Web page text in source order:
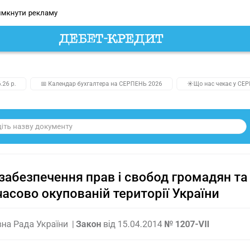
рекламу
р. 📅 Календар бухгалтера на СЕРПЕНЬ 2026 ☀️Що нас чекає у
прав і свобод громадян
окупованій території України
Рада України | Закон від 15.04.2014 № 1207-VII